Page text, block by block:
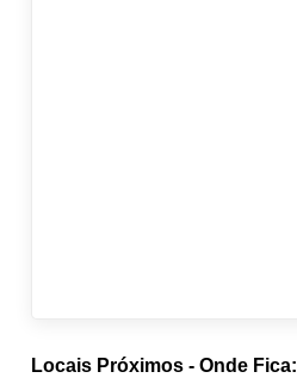
Locais Próximos - Onde Fica: